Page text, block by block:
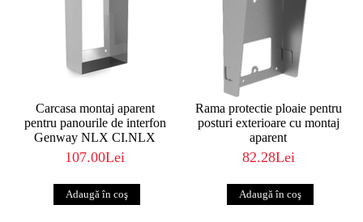
Carcasa montaj aparent
pentru panourile de interfon
Genway NLX CI.NLX
107.00Lei
Rama protectie ploaie pentru
posturi exterioare cu montaj
aparent
82.28Lei